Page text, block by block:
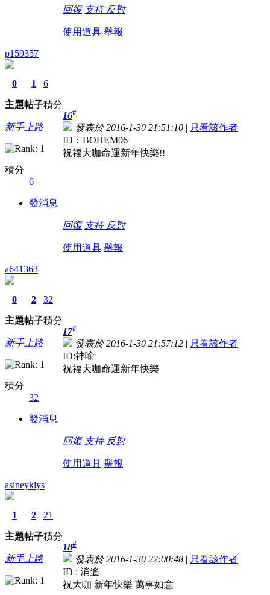
回復 支持 反對
使用道具 舉報
p159357
0
主題
1
帖子
6
積分
新手上路
積分
6
發消息
16#
發表於 2016-1-30 21:51:10 | 只看該作者
ID：BOHEM06
祝福大咖命運新年快樂!!
回復 支持 反對
使用道具 舉報
a641363
0
主題
2
帖子
32
積分
新手上路
積分
32
發消息
17#
發表於 2016-1-30 21:57:12 | 只看該作者
ID:神喻
祝福大咖命運新年快樂
回復 支持 反對
使用道具 舉報
asineyklys
1
主題
2
帖子
21
積分
新手上路
18#
發表於 2016-1-30 22:00:48 | 只看該作者
ID : 消遙
祝大咖 新年快樂 萬事如意